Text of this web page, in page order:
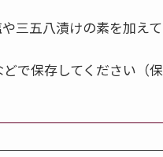
三五八漬けの素を加えて
で保存してください（保